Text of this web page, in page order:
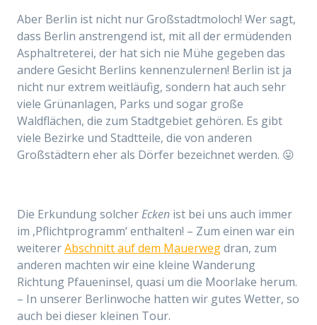
Aber Berlin ist nicht nur Großstadtmoloch! Wer sagt,
dass Berlin anstrengend ist, mit all der ermüdenden
Asphaltreterei, der hat sich nie Mühe gegeben das
andere Gesicht Berlins kennenzulernen! Berlin ist ja
nicht nur extrem weitläufig, sondern hat auch sehr
viele Grünanlagen, Parks und sogar große
Waldflächen, die zum Stadtgebiet gehören. Es gibt
viele Bezirke und Stadtteile, die von anderen
Großstädtern eher als Dörfer bezeichnet werden. 😛
Die Erkundung solcherEcken ist bei uns auch immer
im ‚Pflichtprogramm‘ enthalten! – Zum einen war ein
weitererAbschnitt auf dem Mauerwegdran, zum
anderen machten wir eine kleine Wanderung
Richtung Pfaueninsel, quasi um die Moorlake herum.
– In unserer Berlinwoche hatten wir gutes Wetter, so
auch bei dieser kleinen Tour.